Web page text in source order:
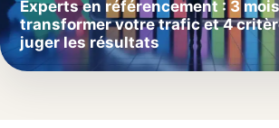
Experts en référencement : 3
transformer votre trafic et 4
juger les résultats